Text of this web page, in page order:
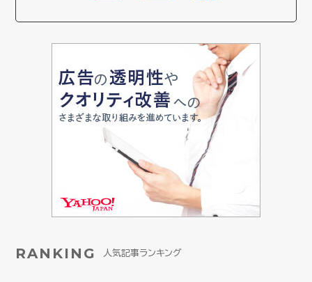
RANKING 人気記事ランキング